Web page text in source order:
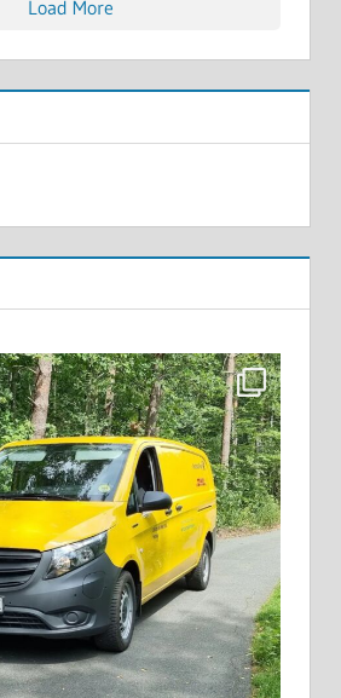
Load More